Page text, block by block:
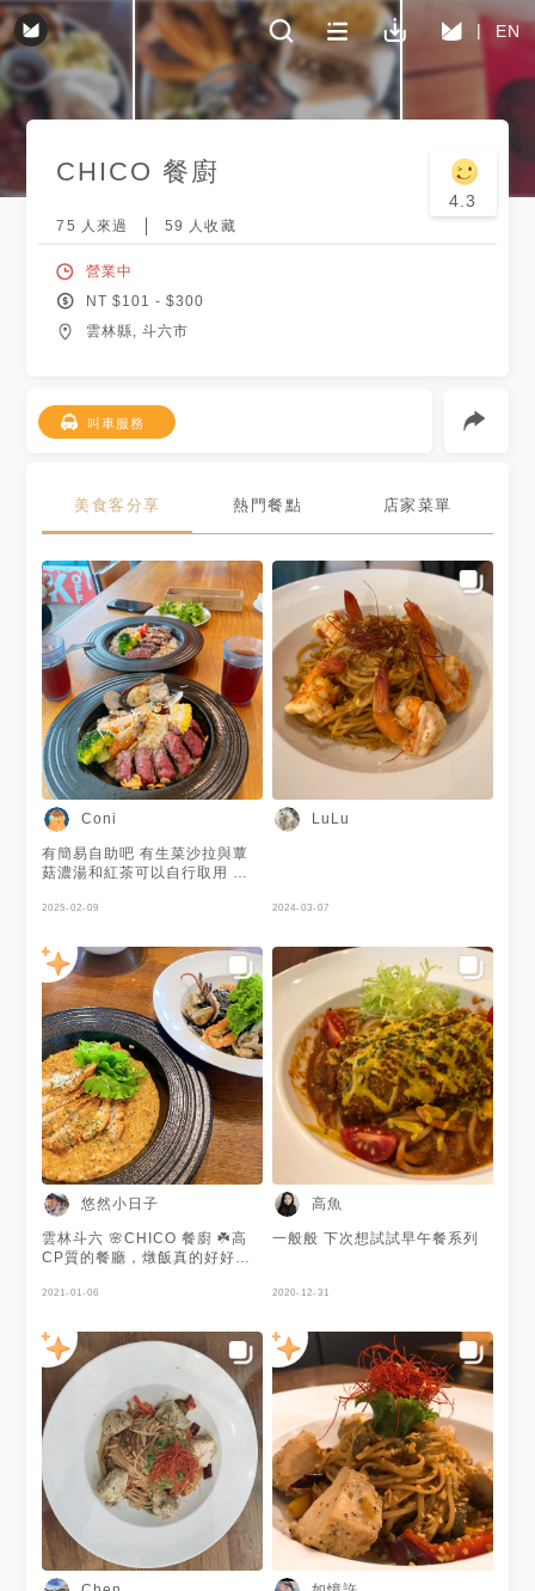
EN
CHICO 餐廚
4.3
75 人來過 59 人收藏
營業中
NT $101 - $300
雲林縣, 斗六市
叫車服務
美食客分享 熱門餐點 店家菜單
Coni
有簡易自助吧 有生菜沙拉與蕈
菇濃湯和紅茶可以自行取用 主
以再訪
2025-02-09
LuLu
2024-03-07
悠然小日子
雲林斗六 🌸CHICO 餐廚 ☘️高
CP質的餐廳，燉飯真的好好吃
海鮮總匯墨魚細扁麵$240 🌟巧
2021-01-06
高魚
一般般 下次想試試早午餐系列
2020-12-31